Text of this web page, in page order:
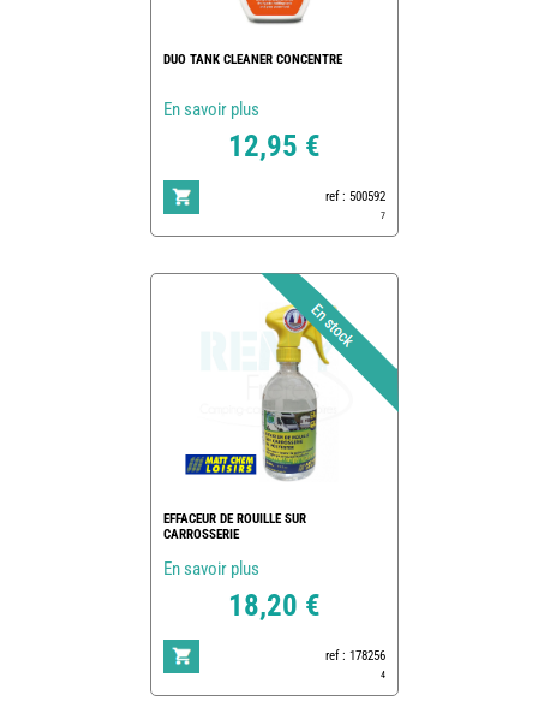
DUO TANK CLEANER CONCENTRE
En savoir plus
12,95 €
ref : 500592
7
EFFACEUR DE ROUILLE SUR
CARROSSERIE
En savoir plus
18,20 €
ref : 178256
4